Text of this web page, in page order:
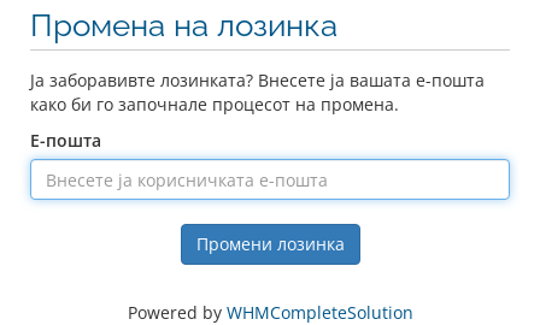
Промена на лозинка
Ја заборавивте лозинката? Внесете ја вашата е-пошта
како би го започнале процесот на промена.
Е-пошта
Промени лозинка
Powered by WHMCompleteSolution